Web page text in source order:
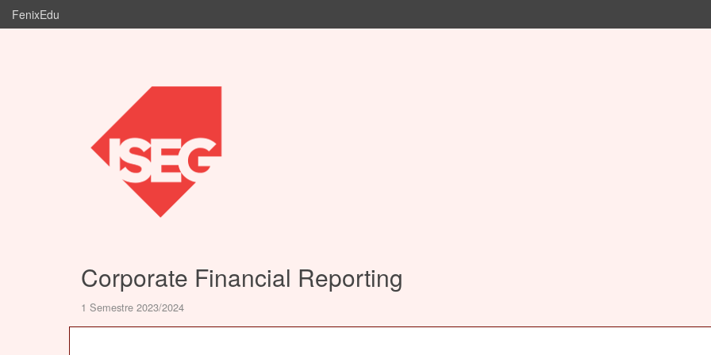
FenixEdu
Corporate Financial Reporting
1 Semestre 2023/2024